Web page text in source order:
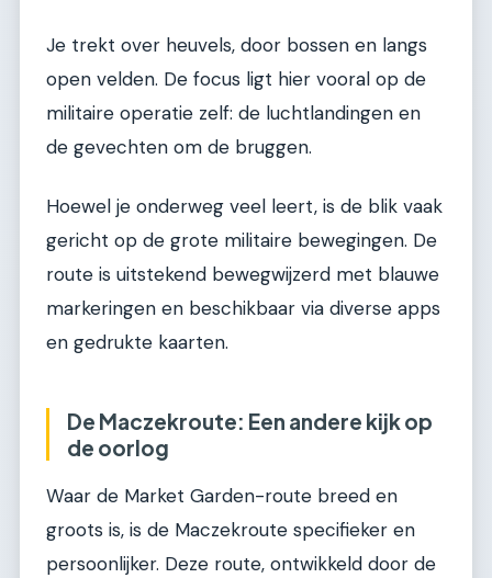
Je trekt over heuvels, door bossen en langs
open velden. De focus ligt hier vooral op de
militaire operatie zelf: de luchtlandingen en
de gevechten om de bruggen.
Hoewel je onderweg veel leert, is de blik vaak
gericht op de grote militaire bewegingen. De
route is uitstekend bewegwijzerd met blauwe
markeringen en beschikbaar via diverse apps
en gedrukte kaarten.
De Maczekroute: Een andere kijk op
de oorlog
Waar de Market Garden-route breed en
groots is, is de Maczekroute specifieker en
persoonlijker. Deze route, ontwikkeld door de